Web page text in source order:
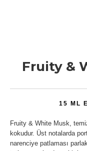
Fruity &
Fruity & White Musk,
kokudur. Üst notalarda
narenciye patlaması
15 ML